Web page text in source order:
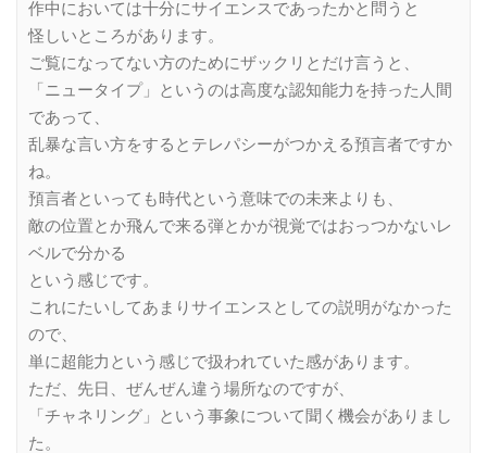
作中においては十分にサイエンスであったかと問うと
怪しいところがあります。
ご覧になってない方のためにザックリとだけ言うと、
「ニュータイプ」というのは高度な認知能力を持った人間
であって、
乱暴な言い方をするとテレパシーがつかえる預言者ですか
ね。
預言者といっても時代という意味での未来よりも、
敵の位置とか飛んで来る弾とかが視覚ではおっつかないレ
ベルで分かる
という感じです。
これにたいしてあまりサイエンスとしての説明がなかった
ので、
単に超能力という感じで扱われていた感があります。
ただ、先日、ぜんぜん違う場所なのですが、
「チャネリング」という事象について聞く機会がありまし
た。